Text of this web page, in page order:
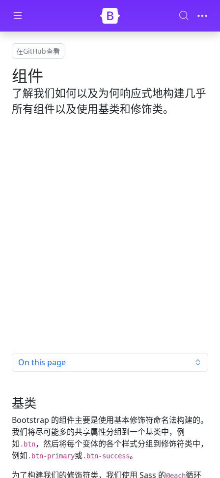
Skip to main content
在GitHub查看
组件
了解我们如何以及为何响应式地构建几乎
所有组件以及使用基类和修饰类。
On this page
基类
Bootstrap 的组件主要是使用基本修饰符命名法构建的。
我们将尽可能多的共享属性分组到一个基类中，例
如 .btn，然后将每个变体的各个样式分组到修饰符类中，
例如 .btn-primary或.btn-success。
为了构建我们的修饰符类，我们使用 Sass 的@each循环